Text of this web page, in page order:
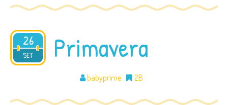
26
SET
2016 Primavera
babyprime 2B